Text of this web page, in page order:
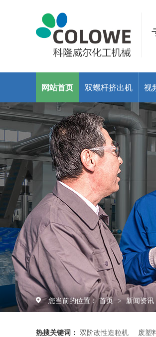
网站首页 双螺杆挤出机 视
您当前的位置： 首页 > 新闻资讯
热搜关键词： 双阶改性造粒机 废塑